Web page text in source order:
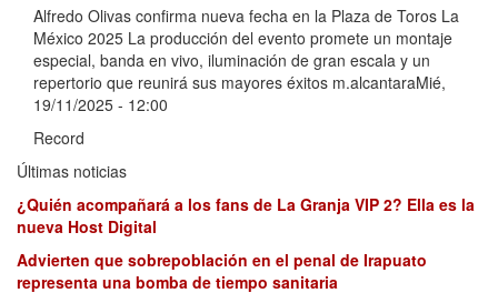
Alfredo Olivas confirma nueva fecha en la Plaza de Toros La
México 2025 La producción del evento promete un montaje
especial, banda en vivo, iluminación de gran escala y un
repertorio que reunirá sus mayores éxitos m.alcantaraMié,
19/11/2025 - 12:00
Record
Últimas noticias
¿Quién acompañará a los fans de La Granja VIP 2? Ella es la
nueva Host Digital
Advierten que sobrepoblación en el penal de Irapuato
representa una bomba de tiempo sanitaria